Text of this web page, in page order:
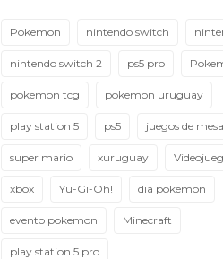
Pokemon nintendo switch
nintendo switch 2 ps5 pro
pokemon tcg pokemon uruguay
play station 5 ps5 juegos de mesa
super mario xuruguay
xbox Yu-Gi-Oh! dia pokemon
evento pokemon Minecraft
play station 5 pro